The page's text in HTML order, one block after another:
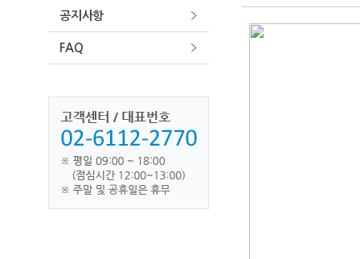
공지사항
FAQ